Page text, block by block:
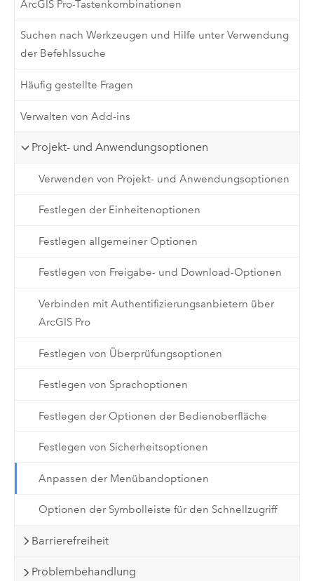
ArcGIS Pro-Tastenkombinationen
Suchen nach Werkzeugen und Hilfe unter Verwendung
der Befehlssuche
Häufig gestellte Fragen
Verwalten von Add-ins
Projekt- und Anwendungsoptionen
Verwenden von Projekt- und Anwendungsoptionen
Festlegen der Einheitenoptionen
Festlegen allgemeiner Optionen
Festlegen von Freigabe- und Download-Optionen
Verbinden mit Authentifizierungsanbietern über
ArcGIS Pro
Festlegen von Überprüfungsoptionen
Festlegen von Sprachoptionen
Festlegen der Optionen der Bedienoberfläche
Festlegen von Sicherheitsoptionen
Anpassen der Menübandoptionen
Optionen der Symbolleiste für den Schnellzugriff
Barrierefreiheit
Problembehandlung